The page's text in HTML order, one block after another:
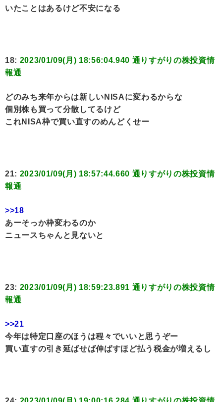
いたことはあるけど不安になる
18: 2023/01/09(月) 18:56:04.940 通りすがりの株投資情
報通
どのみち来年からは新しいNISAに変わるからな
個別株も買って分散してるけど
これNISA枠で買い直すのめんどくせー
21: 2023/01/09(月) 18:57:44.660 通りすがりの株投資情
報通
>>18
あーそっか枠変わるのか
ニュースちゃんと見ないと
23: 2023/01/09(月) 18:59:23.891 通りすがりの株投資情
報通
>>21
今年は特定口座のほうは程々でいいと思うぞー
買い直すの引き延ばせば伸ばすほど払う税金が増えるし